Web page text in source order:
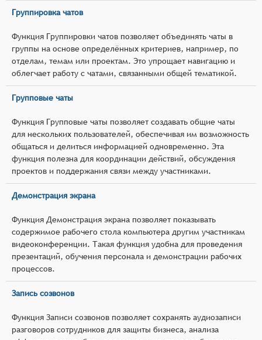
Группировка чатов
Функция Группировки чатов позволяет объединять чаты в
группы на основе определённых критериев, например, по
отделам, темам или проектам. Это упрощает навигацию и
облегчает работу с чатами, связанными общей тематикой.
Групповые чаты
Функция Групповые чаты позволяет создавать общие чаты
для нескольких пользователей, обеспечивая им возможность
общаться и делиться информацией одновременно. Эта
функция полезна для координации действий, обсуждения
проектов и поддержания связи между участниками.
Демонстрация экрана
Функция Демонстрация экрана позволяет показывать
содержимое рабочего стола компьютера другим участникам
видеоконференции. Такая функция удобна для проведения
презентаций, обучения персонала и демонстрации рабочих
процессов.
Запись созвонов
Функция Записи созвонов позволяет сохранять аудиозаписи
разговоров сотрудников для защиты бизнеса, анализа